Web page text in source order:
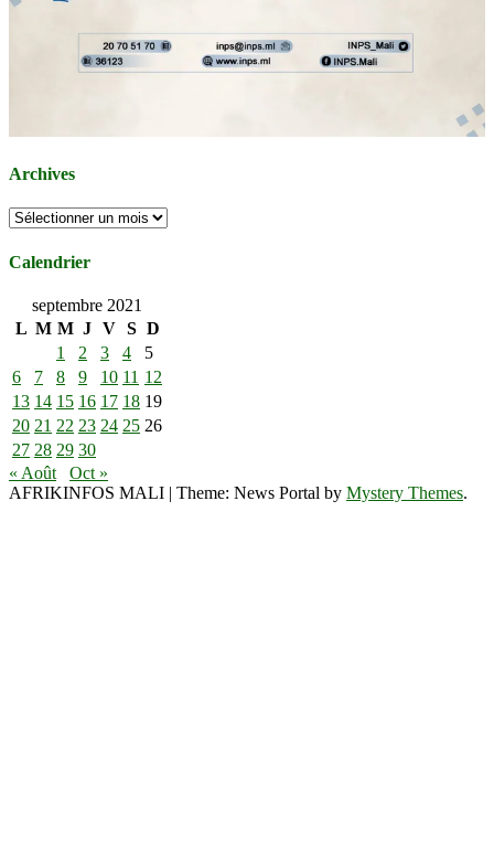
Archives
Archives
Calendrier
septembre 2021
L M M J V S D
1
2 3 4
5
6
7 8 9 10 11 12
13 14 15 16 17 18 19
20 21 22 23 24 25 26
27 28 29 30
« Août
Oct »
AFRIKINFOS MALI | Theme: News Portal by Mystery Themes.